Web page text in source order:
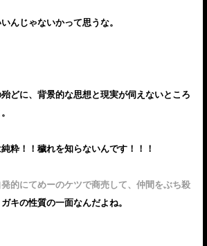
んじゃないかって思うな。
どに、背景的な思想と現実が伺えないところ
粋！！穢れを知らないんです！！！
発的にてめーのケツで商売して、仲間をぶち殺
キの性質の一面なんだよね。